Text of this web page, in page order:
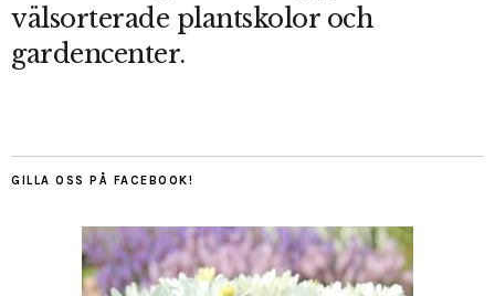
välsorterade plantskolor och
gardencenter.
GILLA OSS PÅ FACEBOOK!